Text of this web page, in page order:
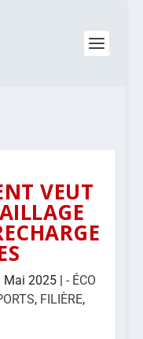
VEUT
Mai 2025 |- ÉCO
, FILIÈRE,